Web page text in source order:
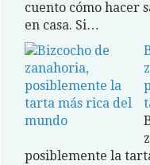
cuento cómo hacer
en casa. Si…
posiblemente la